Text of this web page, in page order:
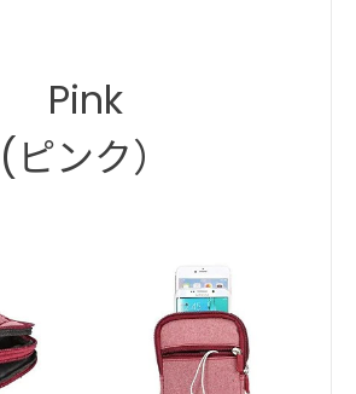
Pink
(ピンク）